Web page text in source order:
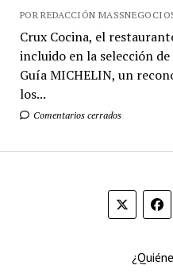
POR REDACCIÓN
Crux Cocina, el
incluido en la selección
Guía MICHELIN, un
los...
Comentarios cerrados